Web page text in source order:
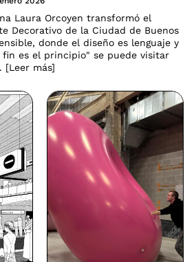
Laura Orcoyen transformó el
Decorativo de la Ciudad de Buenos
donde el diseño es lenguaje y
es el principio" se puede visitar
[Leer más]